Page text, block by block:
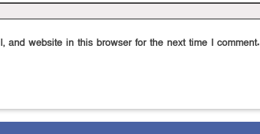
and website in this browser for the next time I comment.